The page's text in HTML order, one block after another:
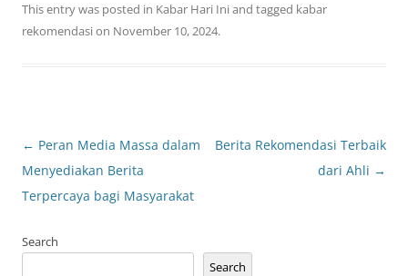
This entry was posted in Kabar Hari Iniand tagged kabar
rekomendasion November 10, 2024.
Post
navigation
← Peran Media Massa dalam
Menyediakan Berita
Terpercaya bagi Masyarakat
Berita Rekomendasi Terbaik
dari Ahli →
Search
Search